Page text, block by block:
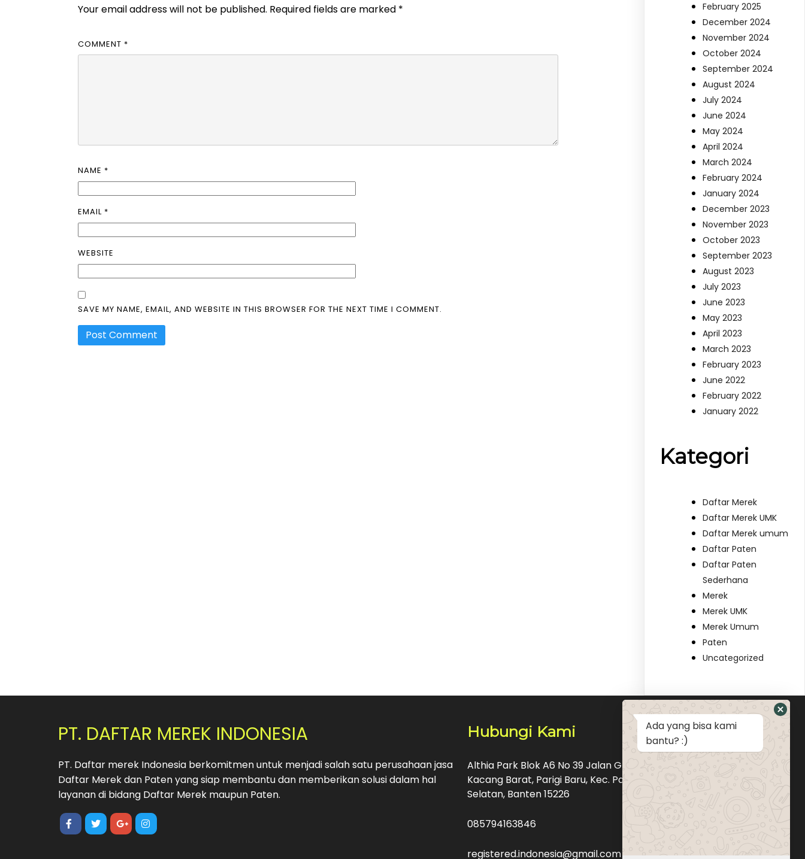
Your email address will not be published. Required fields are marked *
COMMENT *
NAME *
EMAIL *
WEBSITE
SAVE MY NAME, EMAIL, AND WEBSITE IN THIS BROWSER FOR THE NEXT TIME I COMMENT.
February 2025
December 2024
November 2024
October 2024
September 2024
August 2024
July 2024
June 2024
May 2024
April 2024
March 2024
February 2024
January 2024
December 2023
November 2023
October 2023
September 2023
August 2023
July 2023
June 2023
May 2023
April 2023
March 2023
February 2023
June 2022
February 2022
January 2022
Kategori
Daftar Merek
Daftar Merek UMK
Daftar Merek umum
Daftar Paten
Daftar Paten
Sederhana
Merek
Merek UMK
Merek Umum
Paten
Uncategorized
PT. DAFTAR MEREK INDONESIA
PT. Daftar merek Indonesia berkomitmen untuk menjadi salah satu perusahaan jasa
Daftar Merek dan Paten yang siap membantu dan memberikan solusi dalam hal
layanan di bidang Daftar Merek maupun Paten.
Hubungi Kami
Althia Park Blok A6 No 39 Jalan Graha Raya Bintaro Pondok
Kacang Barat, Parigi Baru, Kec. Pd. Aren, Kota Tangerang
Selatan, Banten 15226
085794163846
registered.indonesia@gmail.com
Ada yang bisa kami
bantu? :)